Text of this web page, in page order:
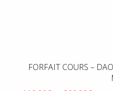
FORFAIT COURS –